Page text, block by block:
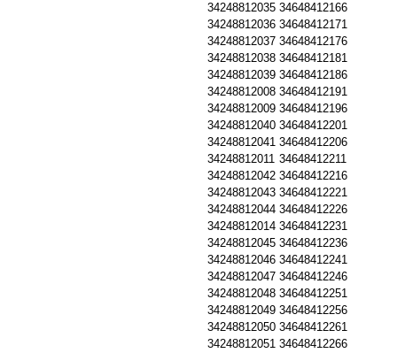
34248812035 34648412166
34248812036 34648412171
34248812037 34648412176
34248812038 34648412181
34248812039 34648412186
34248812008 34648412191
34248812009 34648412196
34248812040 34648412201
34248812041 34648412206
34248812011 34648412211
34248812042 34648412216
34248812043 34648412221
34248812044 34648412226
34248812014 34648412231
34248812045 34648412236
34248812046 34648412241
34248812047 34648412246
34248812048 34648412251
34248812049 34648412256
34248812050 34648412261
34248812051 34648412266